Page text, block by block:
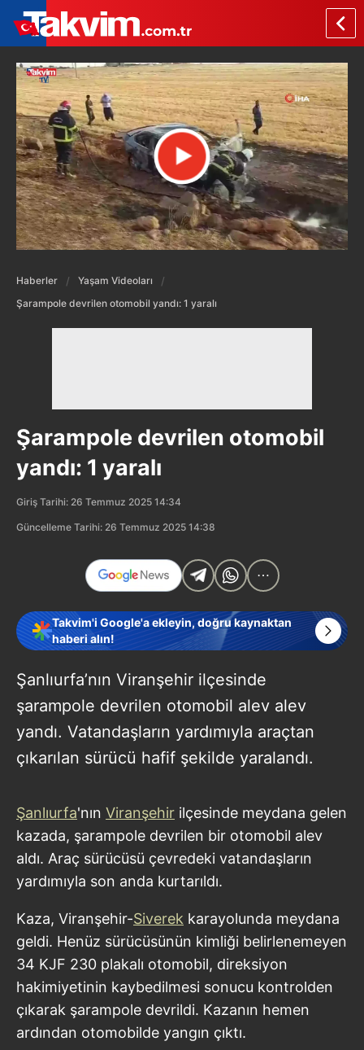
Haberler
Yaşam Videoları
Şarampole devrilen otomobil yandı: 1 yaralı
Şarampole devrilen otomobil
yandı: 1 yaralı
Giriş Tarihi: 26 Temmuz 2025 14:34
Güncelleme Tarihi: 26 Temmuz 2025 14:38
Takvim'i Google'a ekleyin, doğru kaynaktan
haberi alın!
Şanlıurfa’nın Viranşehir ilçesinde
şarampole devrilen otomobil alev alev
yandı. Vatandaşların yardımıyla araçtan
çıkarılan sürücü hafif şekilde yaralandı.
Şanlıurfa'nın Viranşehir ilçesinde meydana gelen
kazada, şarampole devrilen bir otomobil alev
aldı. Araç sürücüsü çevredeki vatandaşların
yardımıyla son anda kurtarıldı.
Kaza, Viranşehir-Siverek karayolunda meydana
geldi. Henüz sürücüsünün kimliği belirlenemeyen
34 KJF 230 plakalı otomobil, direksiyon
hakimiyetinin kaybedilmesi sonucu kontrolden
çıkarak şarampole devrildi. Kazanın hemen
ardından otomobilde yangın çıktı.